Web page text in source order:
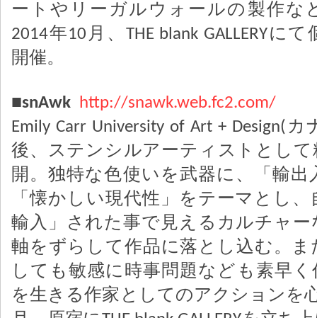
ートやリーガルウォールの製作な
2014年10月、THE blank GALLERYにて
開催。
■snAwk http://snawk.web.fc2.com/
Emily Carr University of Art + Design(
後、ステンシルアーティストとして
開。独特な色使いを武器に、「輸
「懐かしい現代性」をテーマとし
輸入」された事で見えるカルチャー
軸をずらして作品に落とし込む。ま
しても敏感に時事問題なども素早
を生きる作家としてのアクションを